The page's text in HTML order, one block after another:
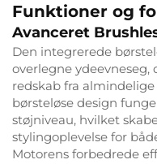
Funktioner og
Avanceret
Den integrerede
overlegne
redskab fra
børsteløse design
støjniveau, hvilket
stylingoplevelse for
Motorens forbedrede